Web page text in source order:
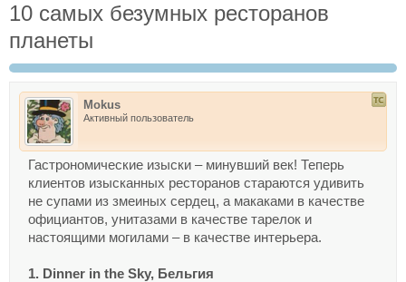
10 самых безумных ресторанов
планеты
Mokus
Активный пользователь
Гастрономические изыски – минувший век! Теперь
клиентов изысканных ресторанов стараются удивить
не супами из змеиных сердец, а макаками в качестве
официантов, унитазами в качестве тарелок и
настоящими могилами – в качестве интерьера.
1. Dinner in the Sky, Бельгия